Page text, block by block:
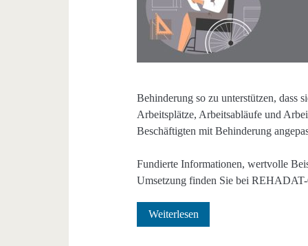
Behinderung so zu unterstützen, dass
Arbeitsplätze, Arbeitsabläufe und
Beschäftigten mit Behinderung
Fundierte Informationen, wertvolle
Umsetzung finden Sie bei
WeiterlesenInklusive